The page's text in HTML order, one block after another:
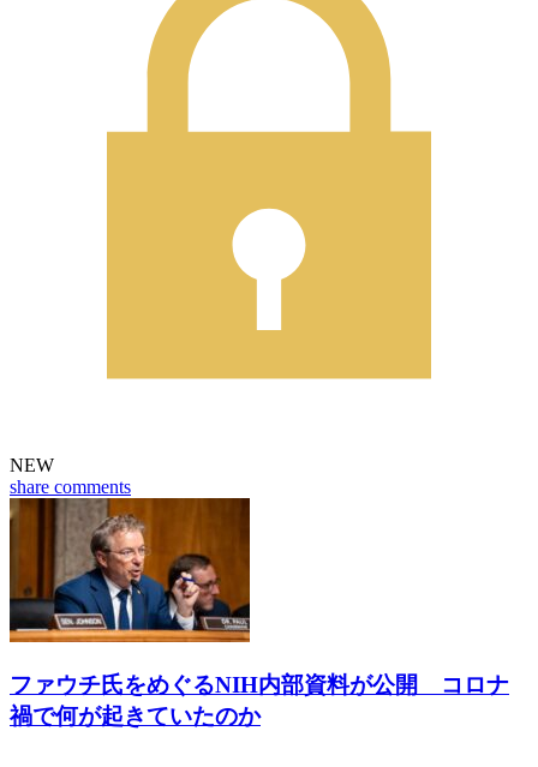
NEW
share comments
ファウチ氏をめぐるNIH内部資料が公開 コロナ
禍で何が起きていたのか